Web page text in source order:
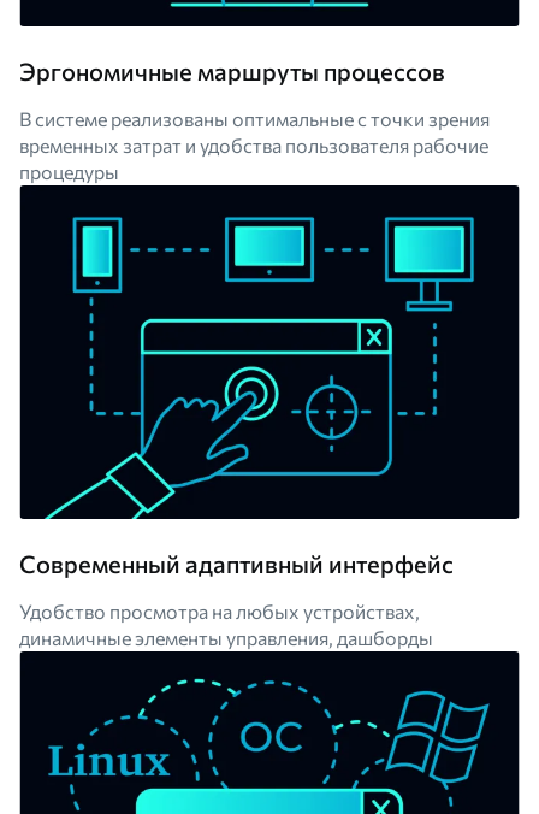
Эргономичные маршруты процессов
В системе реализованы оптимальные с точки зрения
временных затрат и удобства пользователя рабочие
процедуры
Современный адаптивный интерфейс
Удобство просмотра на любых устройствах,
динамичные элементы управления, дашборды